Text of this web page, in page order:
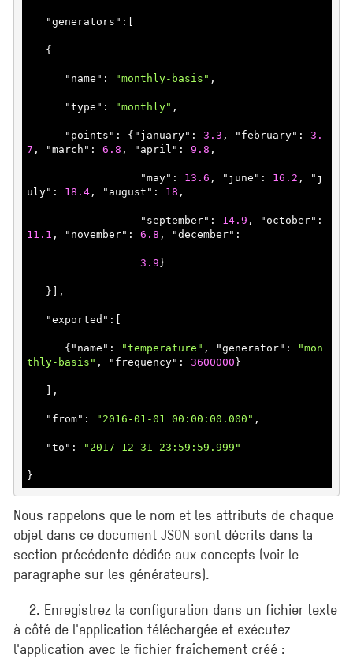
   "
generators ": [
      "
name ": "monthly-basis" ,
      "
type ": "monthly" ,
      "
points ": {" january": 3.3 , " february": 3.
7 , "march ": 6.8 , " april ": 9.8 ,
                  "
may": 13.6 , " june ": 16.2 , " j
uly": 18.4 , " august ": 18 ,
                  "
september": 14.9 , "october
11.1 , " november": 6.8 , "december":
3.9}
}] ,
   "
exported ": [
      {"
name ": "temperature" , "generator":
"mon
thly-basis" , " frequency": 3600000}
   ]
,
   "
from": "2016-01-01 00:00:00.000" ,
   "
to ": "2017-12-31 23:59:59.999"
}
Nous rappelons que le nom et les attributs de chaque
objet dans ce document JSON sont décrits dans la
section précédente dédiée aux concepts (voir le
paragraphe sur les générateurs).
2. Enregistrez la configuration dans un fichier texte
à côté de l'application téléchargée et exécutez
l'application avec le fichier fraîchement créé :